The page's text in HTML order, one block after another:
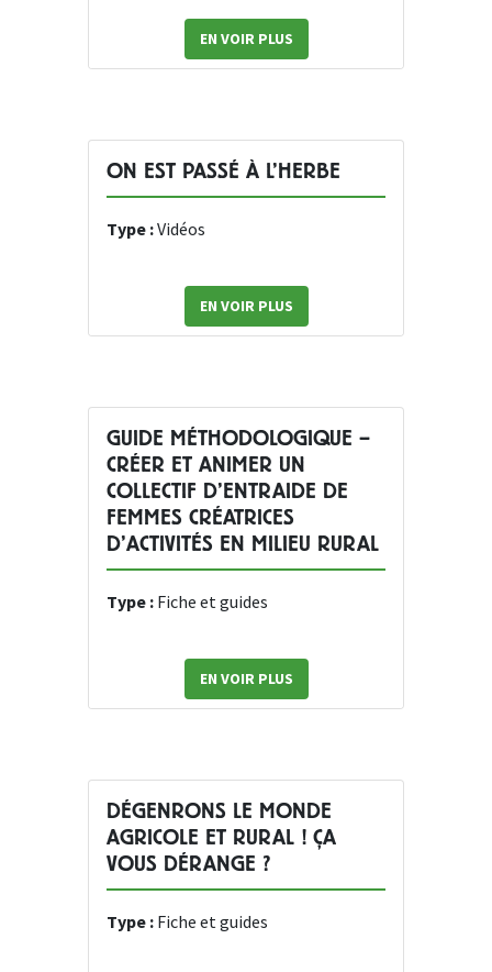
EN VOIR PLUS
ON EST PASSÉ À L’HERBE
Type :Vidéos
EN VOIR PLUS
GUIDE MÉTHODOLOGIQUE –
CRÉER ET ANIMER UN
COLLECTIF D’ENTRAIDE DE
FEMMES CRÉATRICES
D’ACTIVITÉS EN MILIEU RURAL
Type : Fiche et guides
EN VOIR PLUS
DÉGENRONS LE MONDE
AGRICOLE ET RURAL ! ÇA
VOUS DÉRANGE ?
Type : Fiche et guides